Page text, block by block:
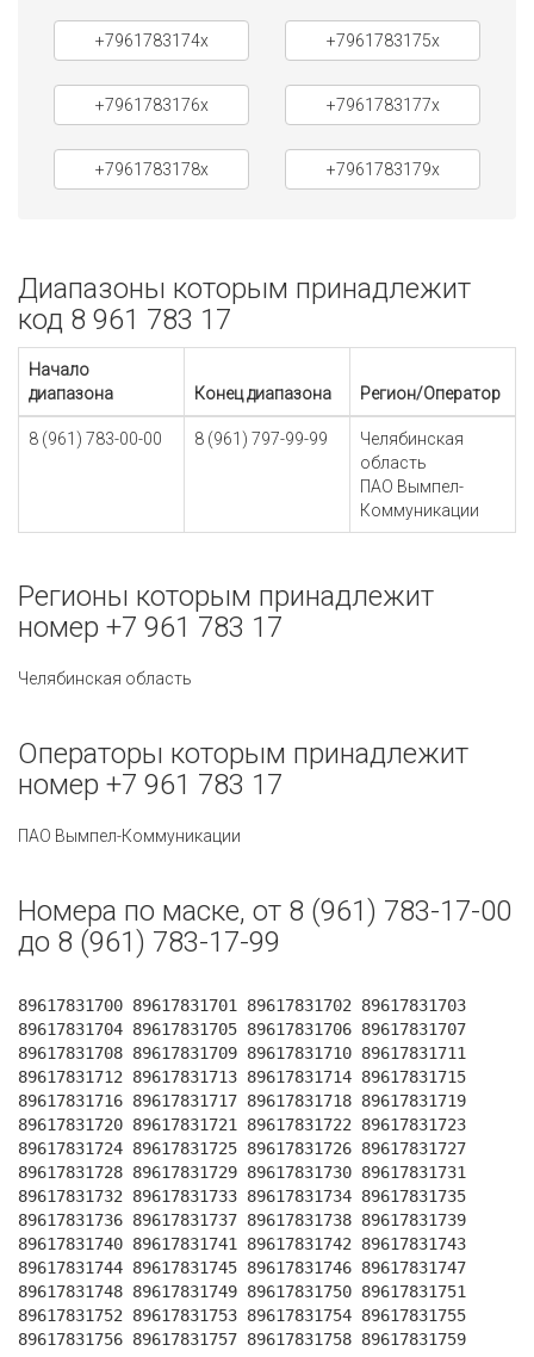
+7961783174x +7961783175x
+7961783176x +7961783177x
+7961783178x +7961783179x
Диапазоны которым принадлежит
код 8 961 783 17
Начало
диапазона
Конец диапазона Регион/Оператор
8 (961) 783-00-00 8 (961) 797-99-99
Челябинская
область
ПАО Вымпел-
Коммуникации
Регионы которым принадлежит
номер +7 961 783 17
Челябинская область
Операторы которым принадлежит
номер +7 961 783 17
ПАО Вымпел-Коммуникации
Номера по маске, от 8 (961) 783-17-00
до 8 (961) 783-17-99
89617831700 89617831701 89617831702 89617831703
89617831704 89617831705 89617831706 89617831707
89617831708 89617831709 89617831710 89617831711
89617831712 89617831713 89617831714 89617831715
89617831716 89617831717 89617831718 89617831719
89617831720 89617831721 89617831722 89617831723
89617831724 89617831725 89617831726 89617831727
89617831728 89617831729 89617831730 89617831731
89617831732 89617831733 89617831734 89617831735
89617831736 89617831737 89617831738 89617831739
89617831740 89617831741 89617831742 89617831743
89617831744 89617831745 89617831746 89617831747
89617831748 89617831749 89617831750 89617831751
89617831752 89617831753 89617831754 89617831755
89617831756 89617831757 89617831758 89617831759